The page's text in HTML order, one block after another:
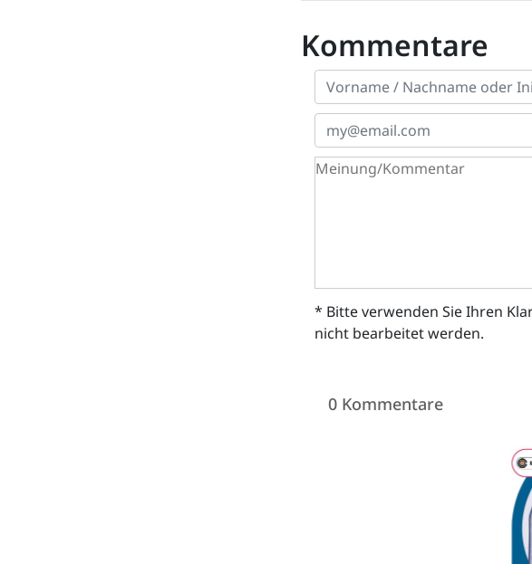
Kommentare
* Bitte verwenden Sie Ihren
nicht bearbeitet werden.
0 Kommentare